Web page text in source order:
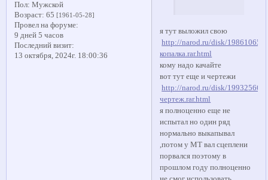
Пол: Мужской
Возраст: 65 [1961-05-28]
Провел на форуме:
9 дней 5 часов
Последний визит:
13 октября, 2024г. 18:00:36
я тут выложил свою
http://narod.ru/disk/
копалка.rar.html
кому надо качайте
вот тут еще и чертежи
http://narod.ru/disk/
чертеж.rar.html
я полноценно еще не
испытал но один ряд
нормально выкапывал
,потом у МТ вал сцеплени
порвался поэтому в
прошлом году полноценно